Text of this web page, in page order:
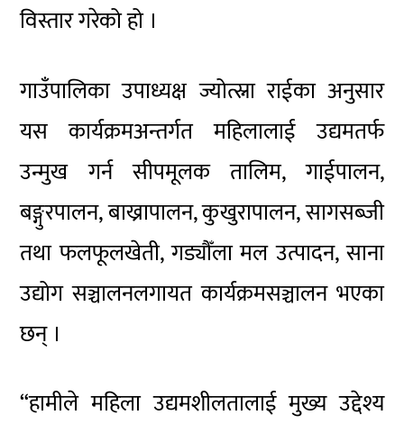
विस्तार गरेको हो ।
गाउँपालिका उपाध्यक्ष ज्योत्स्ना राईका अनुसार
यस कार्यक्रमअन्तर्गत महिलालाई उद्यमतर्फ
उन्मुख गर्न सीपमूलक तालिम, गाईपालन,
बङ्गुरपालन, बाख्रापालन, कुखुरापालन, सागसब्जी
तथा फलफूलखेती, गड्यौँला मल उत्पादन, साना
उद्योग सञ्चालनलगायत कार्यक्रमसञ्चालन भएका
छन् ।
“हामीले महिला उद्यमशीलतालाई मुख्य उद्देश्य